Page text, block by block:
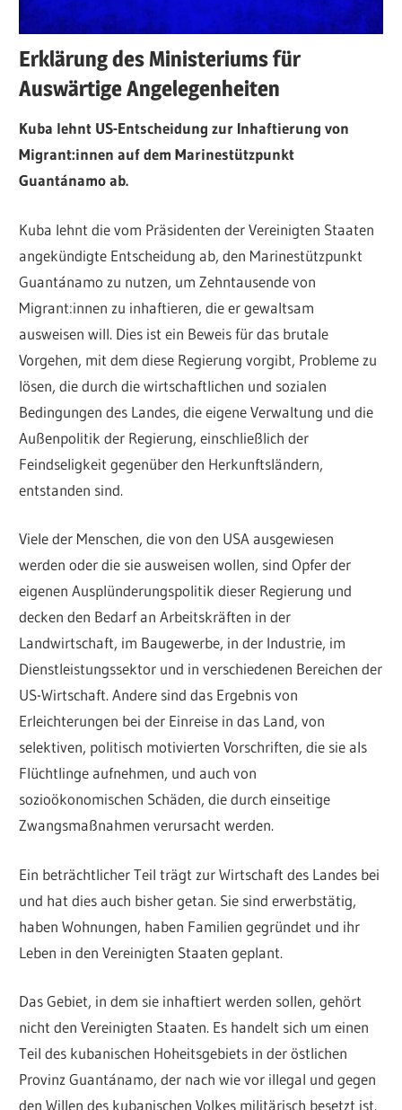
Erklärung des Ministeriums für
Auswärtige Angelegenheiten
Kuba lehnt US-Entscheidung zur Inhaftierung von
Migrant:innen auf dem Marinestützpunkt
Guantánamo ab.
Kuba lehnt die vom Präsidenten der Vereinigten Staaten
angekündigte Entscheidung ab, den Marinestützpunkt
Guantánamo zu nutzen, um Zehntausende von
Migrant:innen zu inhaftieren, die er gewaltsam
ausweisen will. Dies ist ein Beweis für das brutale
Vorgehen, mit dem diese Regierung vorgibt, Probleme zu
lösen, die durch die wirtschaftlichen und sozialen
Bedingungen des Landes, die eigene Verwaltung und die
Außenpolitik der Regierung, einschließlich der
Feindseligkeit gegenüber den Herkunftsländern,
entstanden sind.
Viele der Menschen, die von den USA ausgewiesen
werden oder die sie ausweisen wollen, sind Opfer der
eigenen Ausplünderungspolitik dieser Regierung und
decken den Bedarf an Arbeitskräften in der
Landwirtschaft, im Baugewerbe, in der Industrie, im
Dienstleistungssektor und in verschiedenen Bereichen der
US-Wirtschaft. Andere sind das Ergebnis von
Erleichterungen bei der Einreise in das Land, von
selektiven, politisch motivierten Vorschriften, die sie als
Flüchtlinge aufnehmen, und auch von
sozioökonomischen Schäden, die durch einseitige
Zwangsmaßnahmen verursacht werden.
Ein beträchtlicher Teil trägt zur Wirtschaft des Landes bei
und hat dies auch bisher getan. Sie sind erwerbstätig,
haben Wohnungen, haben Familien gegründet und ihr
Leben in den Vereinigten Staaten geplant.
Das Gebiet, in dem sie inhaftiert werden sollen, gehört
nicht den Vereinigten Staaten. Es handelt sich um einen
Teil des kubanischen Hoheitsgebiets in der östlichen
Provinz Guantánamo, der nach wie vor illegal und gegen
den Willen des kubanischen Volkes militärisch besetzt ist.